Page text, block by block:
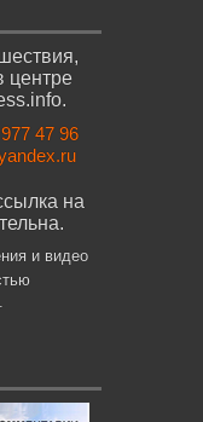
центре
47 96
на
и видео